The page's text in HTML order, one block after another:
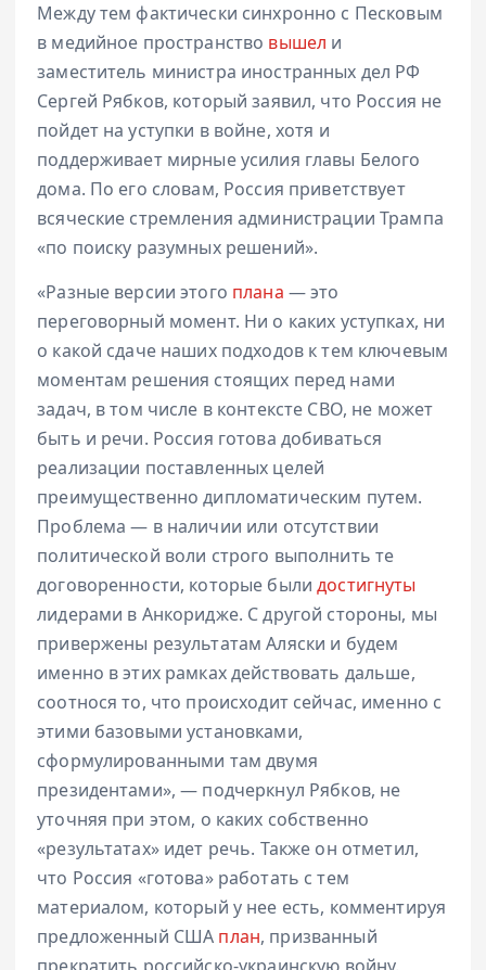
Между тем фактически синхронно с Песковым
в медийное пространство вышел и
заместитель министра иностранных дел РФ
Сергей Рябков, который заявил, что Россия не
пойдет на уступки в войне, хотя и
поддерживает мирные усилия главы Белого
дома. По его словам, Россия приветствует
всяческие стремления администрации Трампа
«по поиску разумных решений».
«Разные версии этого плана — это
переговорный момент. Ни о каких уступках, ни
о какой сдаче наших подходов к тем ключевым
моментам решения стоящих перед нами
задач, в том числе в контексте СВО, не может
быть и речи. Россия готова добиваться
реализации поставленных целей
преимущественно дипломатическим путем.
Проблема — в наличии или отсутствии
политической воли строго выполнить те
договоренности, которые былидостигнуты
лидерами в Анкоридже. С другой стороны, мы
привержены результатам Аляски и будем
именно в этих рамках действовать дальше,
соотнося то, что происходит сейчас, именно с
этими базовыми установками,
сформулированными там двумя
президентами», — подчеркнул Рябков, не
уточняя при этом, о каких собственно
«результатах» идет речь. Также он отметил,
что Россия «готова» работать с тем
материалом, который у нее есть, комментируя
предложенный США план, призванный